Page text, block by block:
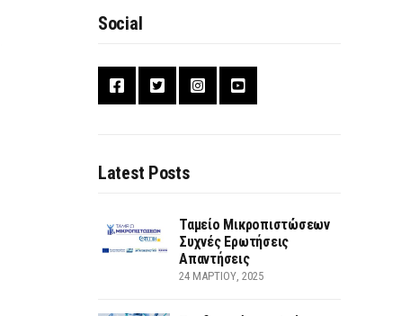
Social
Latest Posts
Ταμείο Μικροπιστώσεων
Συχνές Ερωτήσεις
Απαντήσεις
24 ΜΑΡΤΊΟΥ, 2025